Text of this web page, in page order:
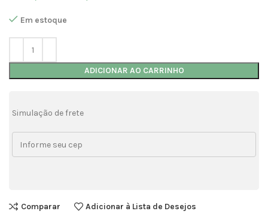
Em estoque
ADICIONAR AO CARRINHO
Simulação de frete
Comparar Adicionar à Lista de Desejos